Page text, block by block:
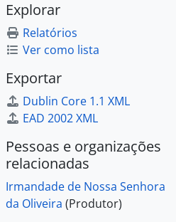
Explorar
Relatórios
Ver como lista
Exportar
Dublin Core 1.1 XML
EAD 2002 XML
Pessoas e organizações
relacionadas
Irmandade de Nossa Senhora
da Oliveira (Produtor)